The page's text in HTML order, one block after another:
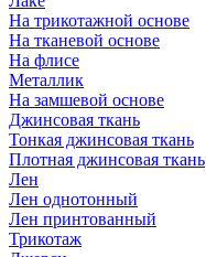
На трикотажной основе
На тканевой основе
На флисе
Металлик
На замшевой основе
Джинсовая ткань
Тонкая джинсовая ткань
Плотная джинсовая ткань
Лен
Лен однотонный
Лен принтованный
Трикотаж